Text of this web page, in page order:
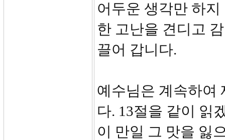
어두운 생각만 하
한 고난을 견디고
끌어 갑니다.
예수님은 계속하여
다. 13절을 같이 읽
이 만일 그 맛을 잃